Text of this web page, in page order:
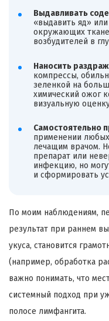
Выдавливать
«выдавить яд»
окружающих
возбудителей в
Наносить
компрессы,
зеленкой на
химический ожог
визуальную
Самостоятельно
применении
лечащим врачом.
препарат или
инфекцию, но
и сформировать
По моим наблюдениям,
результат при раннем
укуса, становится
(например, обработка
важно понимать, что
системный подход при
полосе лимфангита.